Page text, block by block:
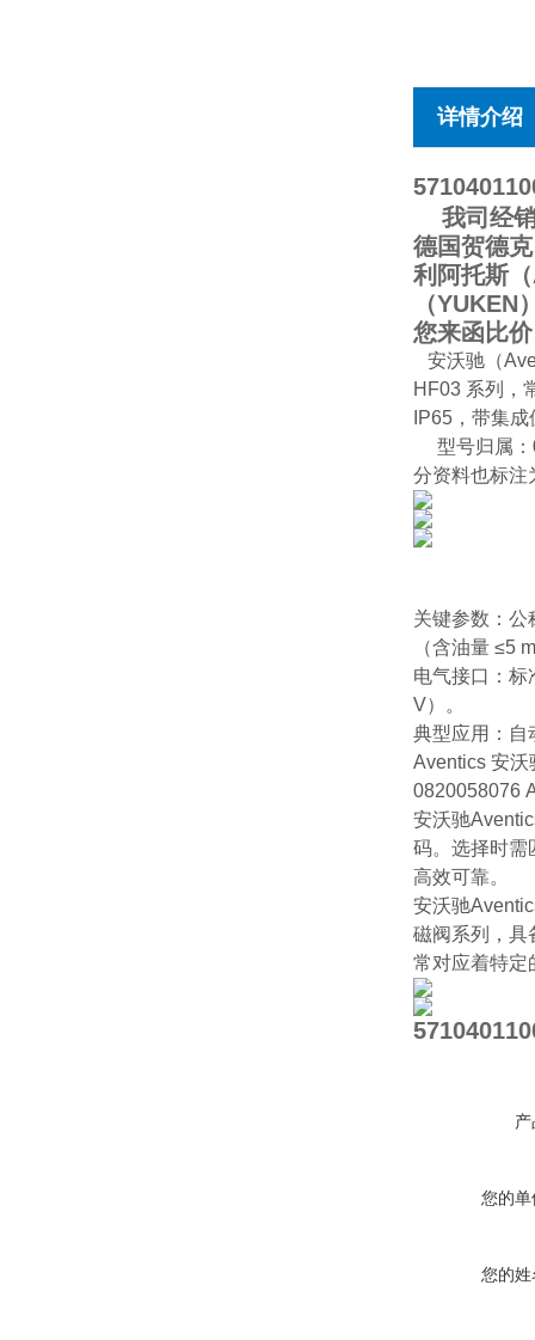
详情介绍
我司经销
德国贺德
利阿托斯
（
您来函比
安沃驰（
HF03 系列，
IP65，带集
型号归属‌：
分资料也标注
关键参数‌：公
（含油量 ≤5
电气接口‌：标
V）‌。
典型应用‌：自
Aventics 安
0820058076
安沃驰
码。选择时
高效可靠。
安沃驰
磁阀系列，具
常对应着特定
您的
您的